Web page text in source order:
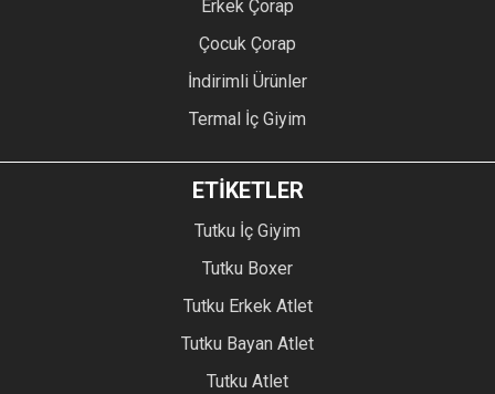
Erkek Çorap
Çocuk Çorap
İndirimli Ürünler
Termal İç Giyim
ETİKETLER
Tutku İç Giyim
Tutku Boxer
Tutku Erkek Atlet
Tutku Bayan Atlet
Tutku Atlet